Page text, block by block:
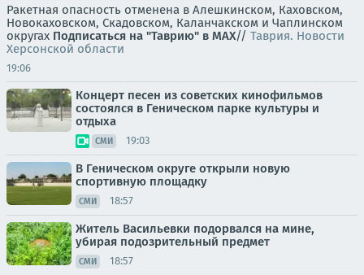
Ракетная опасность отменена в Алешкинском, Каховском,
Новокаховском, Скадовском, Каланчакском и Чаплинском
округах Подписаться на "Таврию" в MAX// Таврия. Новости
Херсонской области
19:06
Концерт песен из советских кинофильмов
состоялся в Геническом парке культуры и
отдыха
СМИ 19:03
В Геническом округе открыли новую
спортивную площадку
СМИ 18:57
Житель Васильевки подорвался на мине,
убирая подозрительный предмет
СМИ 18:57